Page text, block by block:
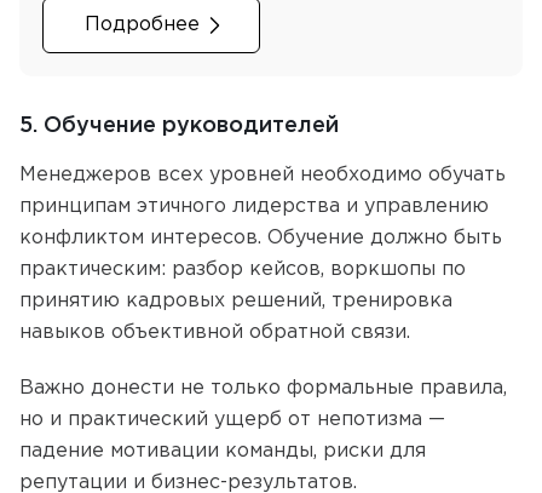
Подробнее
5. Обучение руководителей
Менеджеров всех уровней необходимо обучать
принципам этичного лидерства и управлению
конфликтом интересов. Обучение должно быть
практическим: разбор кейсов, воркшопы по
принятию кадровых решений, тренировка
навыков объективной обратной связи.
Важно донести не только формальные правила,
но и практический ущерб от непотизма —
падение мотивации команды, риски для
репутации и бизнес-результатов.